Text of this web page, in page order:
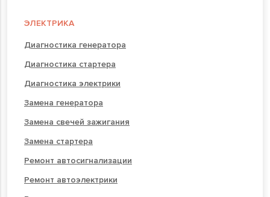
ЭЛЕКТРИКА
Диагностика генератора
Диагностика стартера
Диагностика электрики
Замена генератора
Замена свечей зажигания
Замена стартера
Ремонт автосигнализации
Ремонт автоэлектрики